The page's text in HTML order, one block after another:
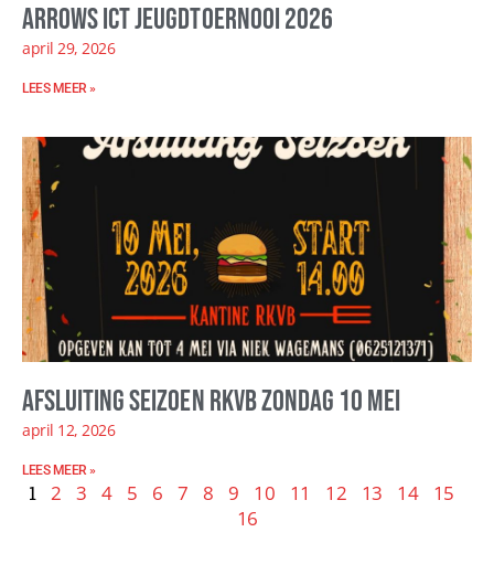
Arrows ICT Jeugdtoernooi 2026
april 29, 2026
LEES MEER »
Afsluiting seizoen RKVB zondag 10 mei
april 12, 2026
LEES MEER »
1 2 3 4 5 6 7 8 9 10 11 12 13 14
15
16